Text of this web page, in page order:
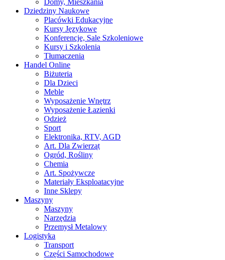
Dziedziny Naukowe
Placówki Edukacyjne
Kursy Językowe
Konferencje, Sale Szkoleniowe
Kursy i Szkolenia
Tłumaczenia
Handel Online
Biżuteria
Dla Dzieci
Meble
Wyposażenie Wnętrz
Wyposażenie Łazienki
Odzież
Sport
Elektronika, RTV, AGD
Art. Dla Zwierząt
Ogród, Rośliny
Chemia
Art. Spożywcze
Materiały Eksploatacyjne
Inne Sklepy
Maszyny
Maszyny
Narzędzia
Przemysł Metalowy
Logistyka
Transport
Części Samochodowe